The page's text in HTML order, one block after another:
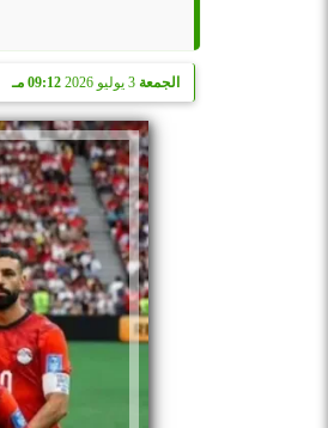
الجمعة 3 يوليو 2026 09:12 مـ